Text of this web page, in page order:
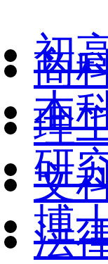
初
本
研
博
商
理
文
法